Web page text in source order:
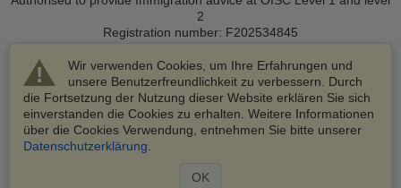
Wir verwenden Cookies, um Ihre Erfahrungen und
unsere Benutzerfreundlichkeit zu verbessern. Durch
die Fortsetzung der Nutzung dieser Website erklären Sie sich
einverstanden die Cookies zu erhalten. Weitere Informationen
über die Cookies Verwendung, entnehmen Sie bitte unserer
Datenschutzerklärung
OK
2
Registration number: F202534845
© 2003-2026 VisaHQ.com, Inc. Alle Rechte vorbehalten.
VisaHQ und das VisaHQ-Logo sind eingetragene Marken von
VisaHQ.com, Inc.